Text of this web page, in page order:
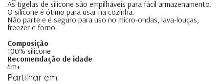
As tigelas de silicone são empilháveis ​​para fácil armazenamento.
O silicone é ótimo para usar na cozinha.
Não parte e é seguro para uso no micro-ondas, lava-louças,
freezer e forno.
Composição
100% silicone
Recomendação de idade
4m+
Partilhar em: